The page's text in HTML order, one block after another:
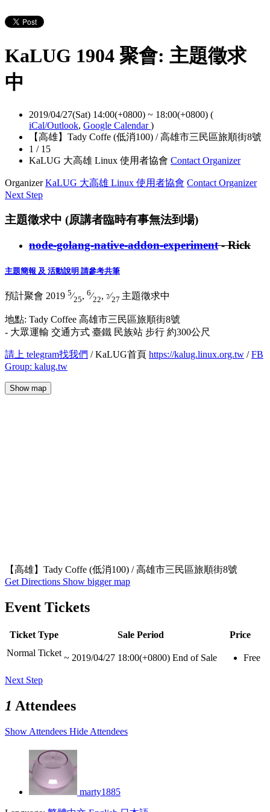
KaLUG 1904 聚會: 主題徵求
中
2019/04/27(Sat) 14:00(+0800) ~ 18:00(+0800) (
iCal/Outlook, Google Calendar)
【高雄】Tady Coffe (低消100) / 高雄市三民區旅順街8號
1 / 15
KaLUG 大高雄 Linux 使用者協會 Contact Organizer
OrganizerKaLUG 大高雄 Linux 使用者協會 Contact Organizer
Next Step
主題徵求中 (原講者臨時有事無法到場)
node-golang-native-addon-experiment- Rick
主題簡報 及 活動說明 請參考共筆
預計聚會 2019 5⁄25, 6⁄22, 7⁄27 主題徵求中
地點: Tady Coffee 高雄市三民區旅順街8號
- 大眾運輸 交通方式 臺鐵 民族站 步行 約300公尺
請上 telegram找我們 / KaLUG首頁 https://kalug.linux.org.tw /FB
Group: kalug.tw
Show map
【高雄】Tady Coffe (低消100) / 高雄市三民區旅順街8號
Get Directions Show bigger map
Event Tickets
Ticket Type Sale Period
Price
Normal Ticket ~ 2019/04/27 18:00(+0800) End of Sale Free
Next Step
1 Attendees
Show Attendees Hide Attendees
marty1885